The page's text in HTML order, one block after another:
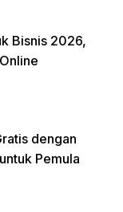
Bisnis 2026,
dengan
Pemula